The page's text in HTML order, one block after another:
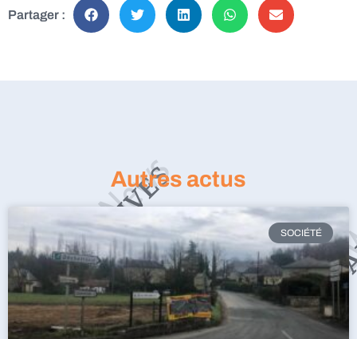
Partager :
Autres actus
SOCIÉTÉ